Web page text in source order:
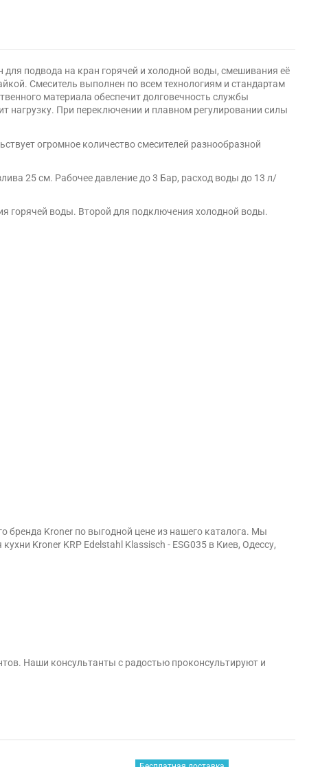
для подвода на кран горячей и холодной воды, смешивания её
Смеситель выполнен по всем технологиям и стандартам
материала обеспечит долговечность службы
нагрузку. При переключении и плавном регулировании силы
огромное количество смесителей разнообразной
25 см. Рабочее давление до 3 Бар, расход воды до 13 л/
горячей воды. Второй для подключения холодной воды.
бренда Kroner по выгодной цене из нашего каталога. Мы
Kroner KRP Edelstahl Klassisch - ESG035 в Киев, Одессу,
Наши консультанты с радостью проконсультируют и